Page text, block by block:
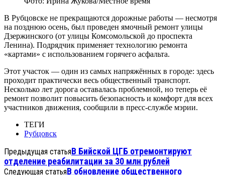
В Рубцовске не прекращаются дорожные работы — несмотря
на позднюю осень, был проведен ямочный ремонт улицы
Дзержинского (от улицы Комсомольской до проспекта
Ленина). Подрядчик применяет технологию ремонта
«картами» с использованием горячего асфальта.
Этот участок — один из самых напряжённых в городе: здесь
проходит практически весь общественный транспорт.
Несколько лет дорога оставалась проблемной, но теперь её
ремонт позволит повысить безопасность и комфорт для всех
участников движения, сообщили в пресс‑службе мэрии.
ТЕГИ
Рубцовск
Предыдущая статьяВ Бийской ЦГБ отремонтируют
отделение реабилитации за 30 млн рублей
Следующая статьяВ обновление общественного